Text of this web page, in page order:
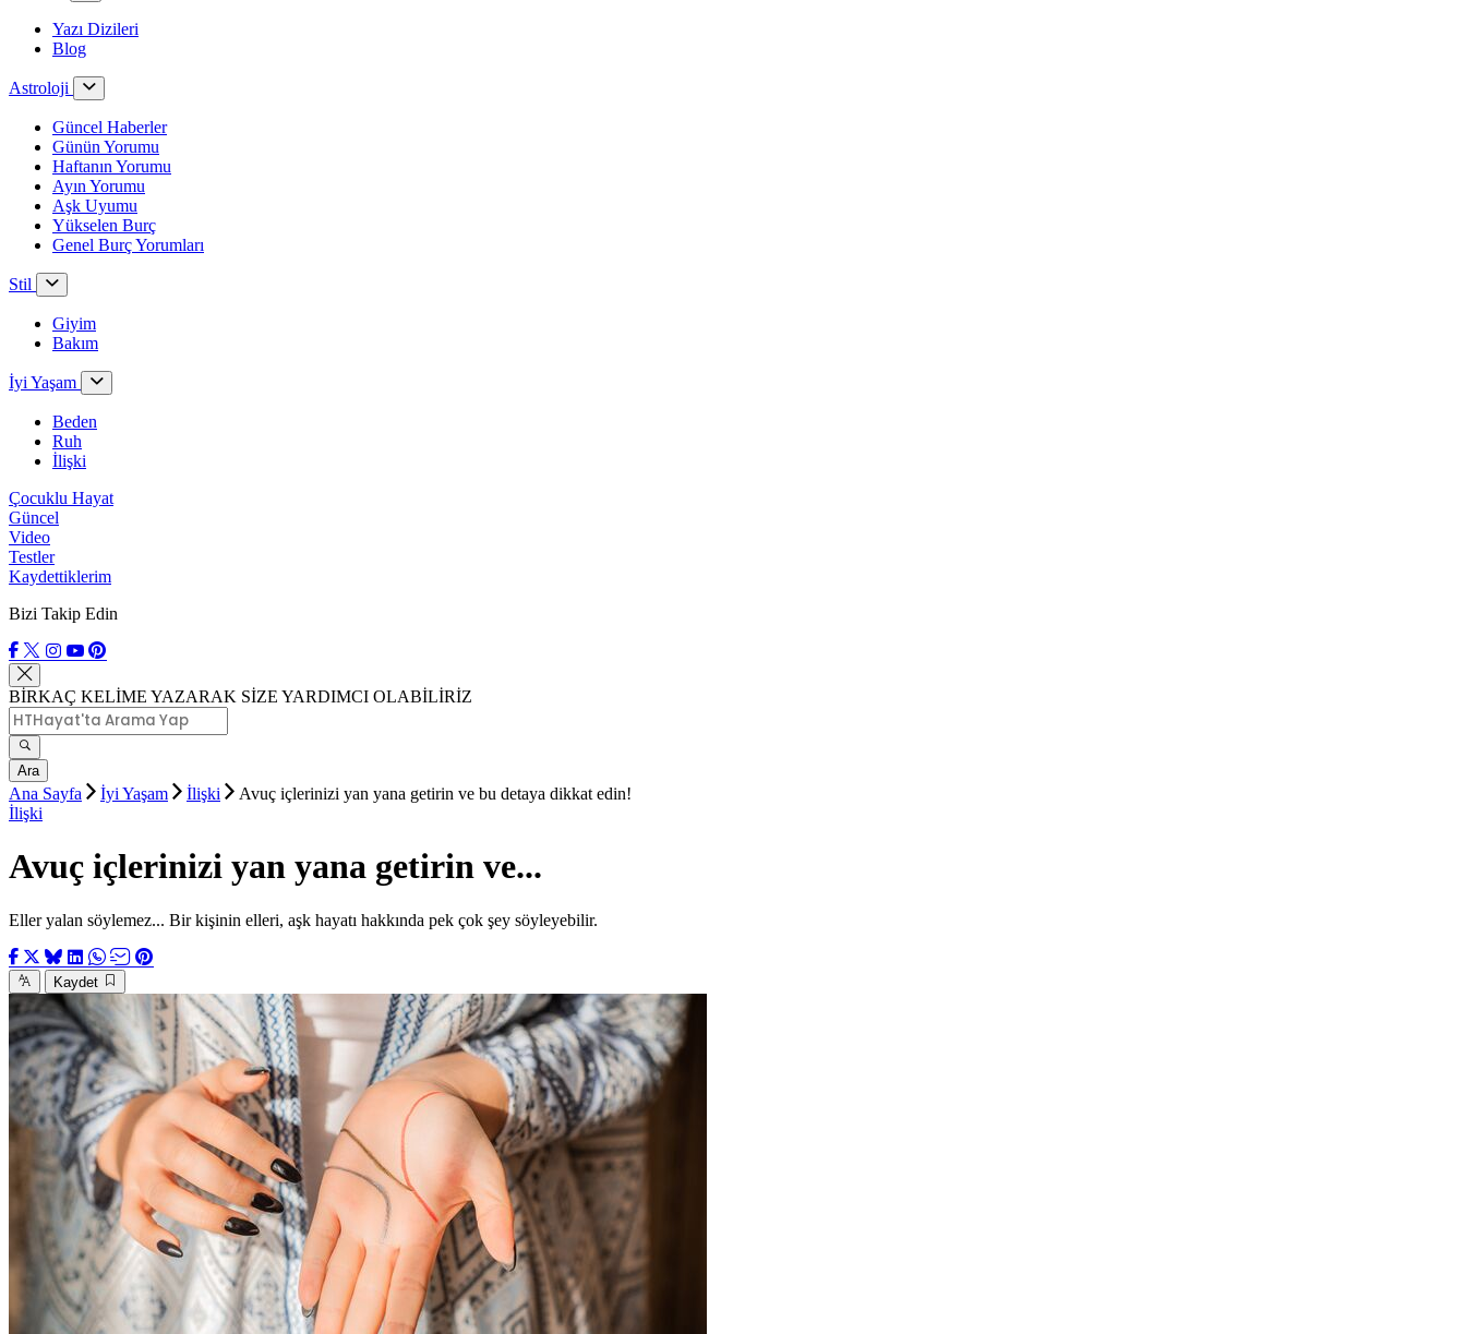
Yazı Dizileri
Blog
Astroloji
Güncel Haberler
Günün Yorumu
Haftanın Yorumu
Ayın Yorumu
Aşk Uyumu
Yükselen Burç
Genel Burç Yorumları
Stil
Giyim
Bakım
İyi Yaşam
Beden
Ruh
İlişki
Çocuklu Hayat
Güncel
Video
Testler
Kaydettiklerim
Bizi Takip Edin
BİRKAÇ KELİME YAZARAK SİZE YARDIMCI OLABİLİRİZ
Ara
Ana Sayfa İyi Yaşam İlişki
Avuç içlerinizi yan yana getirin ve bu detaya dikkat edin!
İlişki
Avuç içlerinizi yan yana getirin ve...
Eller yalan söylemez... Bir kişinin elleri, aşk hayatı hakkında pek çok şey söyleyebilir.
Kaydet